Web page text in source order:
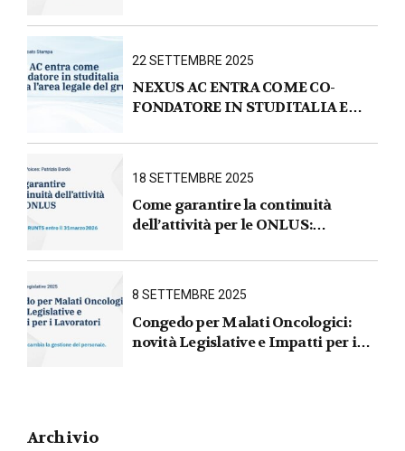
22 SETTEMBRE 2025
NEXUS AC ENTRA COME CO-
FONDATORE IN STUDITALIA E
GRUPPO
18 SETTEMBRE 2025
Come garantire la continuità
dell’attività per le ONLUS :
31 marzo 2026
8 SETTEMBRE 2025
Congedo per Malati Oncologici:
novità Legislative e Impatti per i
Archivio